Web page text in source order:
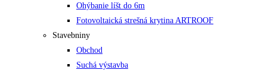
Ohýbanie líšt do 6m
Fotovoltaická strešná krytina ARTROOF
Stavebniny
Obchod
Suchá výstavba